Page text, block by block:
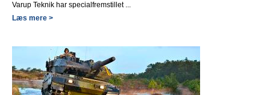
Varup Teknik har specialfremstillet ...
Læs mere >